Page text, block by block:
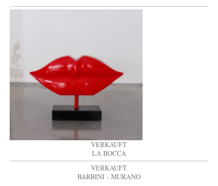
VERKAUFT
LA BOCCA
VERKAUFT
BARBINI - MURANO